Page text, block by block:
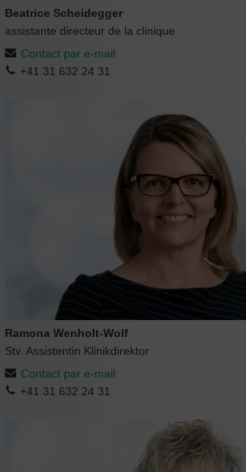
Beatrice Scheidegger
assistante directeur de la clinique
Contact par e-mail
+41 31 632 24 31
Ramona Wenholt-Wolf
Stv. Assistentin Klinikdirektor
Contact par e-mail
+41 31 632 24 31